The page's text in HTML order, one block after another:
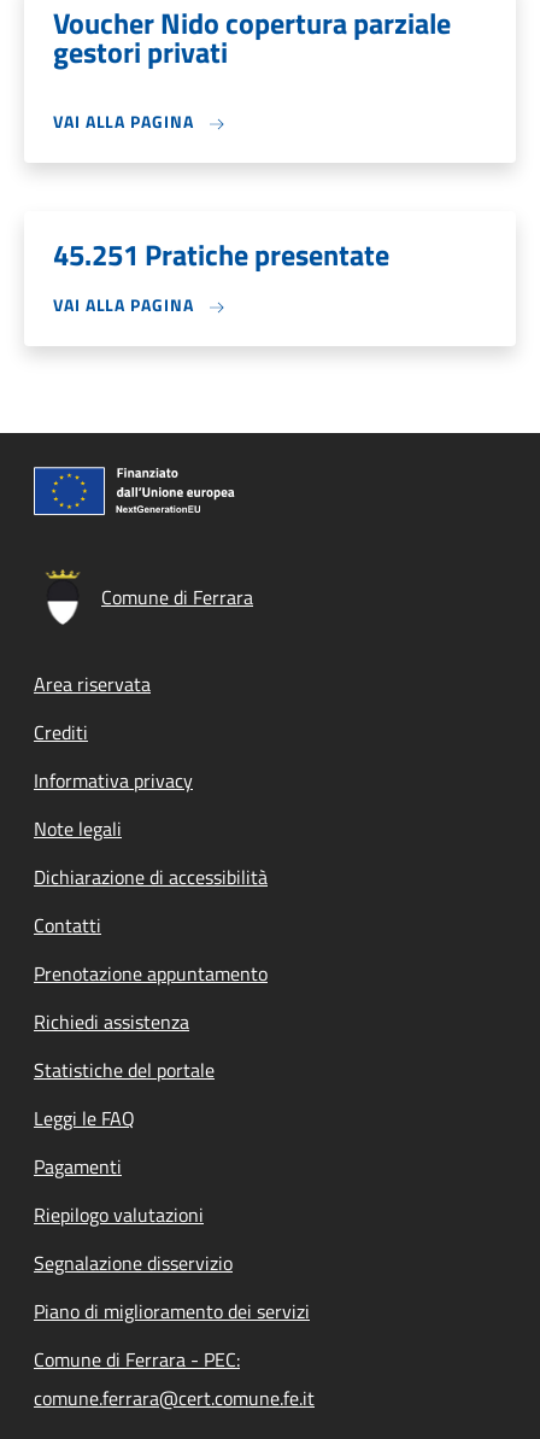
Voucher Nido copertura parziale
gestori privati
VAI ALLA PAGINA
45.251 Pratiche presentate
VAI ALLA PAGINA
Comune di Ferrara
Footer menu
Area riservata
Crediti
Informativa privacy
Note legali
Dichiarazione di accessibilità
Contatti
Prenotazione appuntamento
Richiedi assistenza
Statistiche del portale
Leggi le FAQ
Pagamenti
Riepilogo valutazioni
Segnalazione disservizio
Piano di miglioramento dei servizi
Comune di Ferrara - PEC:
comune.ferrara@cert.comune.fe.it